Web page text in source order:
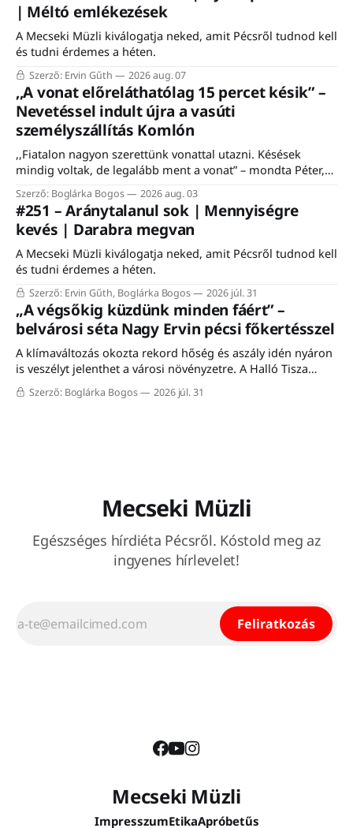
| Méltó emlékezések
A Mecseki Müzli kiválogatja neked, amit Pécsről tudnod kell
és tudni érdemes a héten.
Szerző: Ervin Gűth 2026 aug. 07
,,A vonat előreláthatólag 15 percet késik” –
Nevetéssel indult újra a vasúti
személyszállítás Komlón
,,Fiatalon nagyon szerettünk vonattal utazni. Késések
mindig voltak, de legalább ment a vonat” – mondta Péter,
egy komlói nyugdíjas, aki felidézte, hogy a vasútnak mindig
is fontos szerepe volt a város életében. Éppen ezért nem is
csoda, hogy a komlói vasútállomáson közel ezerfős tömeg
gyűlt össze szombaton a Komló–Dombóvár-vasútvonal
Szerző: Boglárka Bogos 2026 aug. 03
#251 – Aránytalanul sok | Mennyiségre
kevés | Darabra megvan
A Mecseki Müzli kiválogatja neked, amit Pécsről tudnod kell
és tudni érdemes a héten.
Szerző: Ervin Gűth, Boglárka Bogos 2026 júl. 31
„A végsőkig küzdünk minden fáért” –
belvárosi séta Nagy Ervin pécsi főkertésszel
A klímaváltozás okozta rekord hőség és aszály idén nyáron
is veszélyt jelenthet a városi növényzetre. A Halló Tisza
Sziget séta-fórumán Nagy Ervin, Pécs főkertésze mesélt a
városon belüli növénytelepítés kihívásairól, a meglévő
Szerző: Boglárka Bogos 2026 júl. 31
Mecseki Müzli
Egészséges hírdiéta Pécsről. Kóstold meg az
ingyenes hírlevelet!
Feliratkozás
Mecseki Müzli
ImpresszumEtikaApróbetűs